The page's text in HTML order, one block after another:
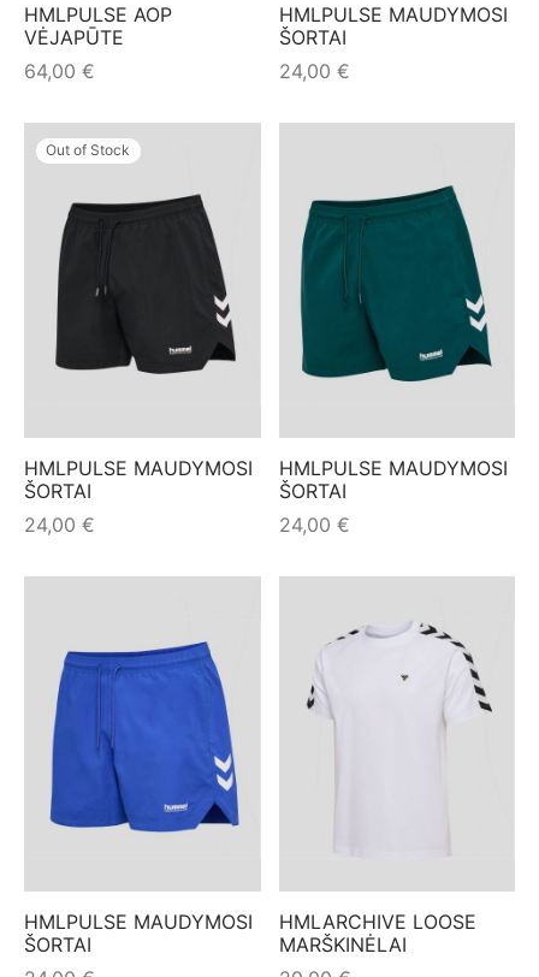
HMLPULSE AOP
VĖJAPŪTE
64,00 €
HMLPULSE MAUDYMOSI
ŠORTAI
24,00 €
Out of Stock
HMLPULSE MAUDYMOSI
ŠORTAI
24,00 €
HMLPULSE MAUDYMOSI
ŠORTAI
24,00 €
HMLPULSE MAUDYMOSI
ŠORTAI
HMLARCHIVE LOOSE
MARŠKINĖLAI